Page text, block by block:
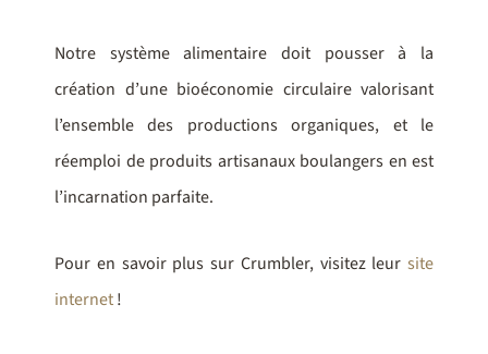
Notre système alimentaire doit pousser à la
création d’une bioéconomie circulaire valorisant
l’ensemble des productions organiques, et le
réemploi de produits artisanaux boulangers en est
l’incarnation parfaite.
Pour en savoir plus sur Crumbler, visitez leur site
internet!